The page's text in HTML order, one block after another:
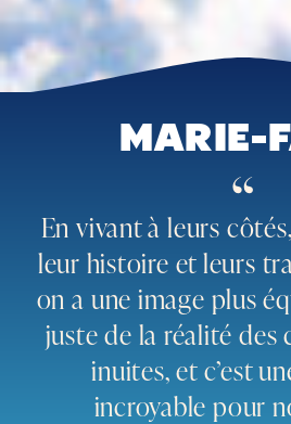
MARIE-
“
En vivant à leurs
leur histoire et leurs
on a une image plus
juste de la réalité des
inuites, et c’est
incroyable pour